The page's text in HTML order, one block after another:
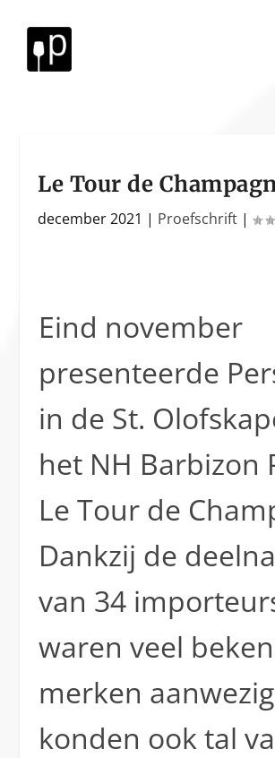
Le Tour de
december 2021 | Proefschrift |
Eind november
presenteerde
in de St.
het NH Barbizon
Le Tour de
Dankzij de
van 34
waren veel
merken
konden ook tal